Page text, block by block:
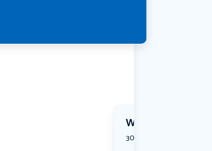
Wanneer?
30 July 2026 | 13:30